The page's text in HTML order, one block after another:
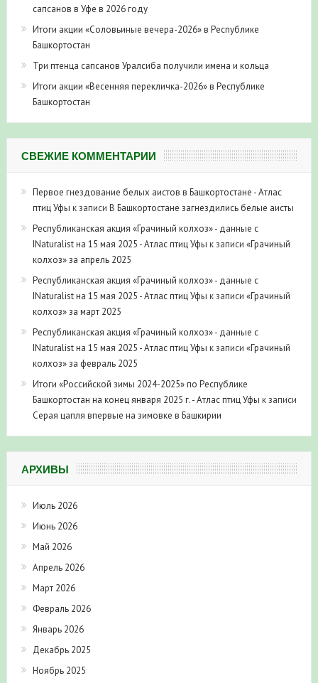
сапсанов в Уфе в 2026 году
Итоги акции «Соловьиные вечера-2026» в Республике
Башкортостан
Три птенца сапсанов Уралсиба получили имена и кольца
Итоги акции «Весенняя перекличка-2026» в Республике
Башкортостан
СВЕЖИЕ КОММЕНТАРИИ
Первое гнездование белых аистов в Башкортостане - Атлас
птиц Уфы к записи В Башкортостане загнездились белые аисты
Республиканская акция «Грачиный колхоз» - данные с
INaturalist на 15 мая 2025 - Атлас птиц Уфы к записи «Грачиный
колхоз» за апрель 2025
Республиканская акция «Грачиный колхоз» - данные с
INaturalist на 15 мая 2025 - Атлас птиц Уфы к записи «Грачиный
колхоз» за март 2025
Республиканская акция «Грачиный колхоз» - данные с
INaturalist на 15 мая 2025 - Атлас птиц Уфы к записи «Грачиный
колхоз» за февраль 2025
Итоги «Российской зимы 2024-2025» по Республике
Башкортостан на конец января 2025 г. - Атлас птиц Уфы к записи
Серая цапля впервые на зимовке в Башкирии
АРХИВЫ
Июль 2026
Июнь 2026
Май 2026
Апрель 2026
Март 2026
Февраль 2026
Январь 2026
Декабрь 2025
Ноябрь 2025